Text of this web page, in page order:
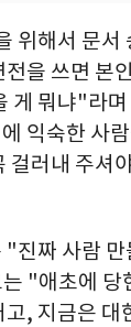
위해서 문서
을 쓰면 본
게 뭐냐"라
익숙한 사
걸러내 주셔
진짜 사람
"애초에 당
, 지금은 대